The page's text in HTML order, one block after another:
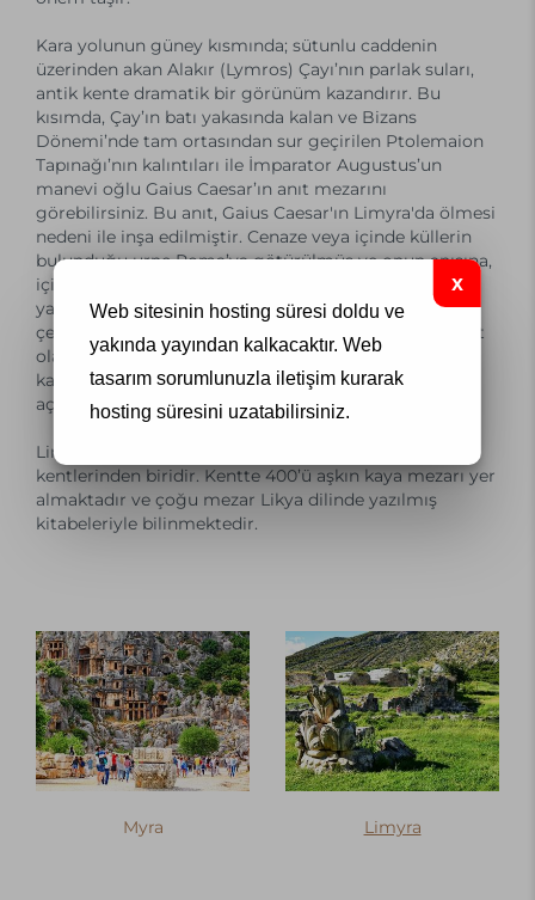
Kara yolunun güney kısmında; sütunlu caddenin
üzerinden akan Alakır (Lymros) Çayı’nın parlak suları,
antik kente dramatik bir görünüm kazandırır. Bu
kısımda, Çay’ın batı yakasında kalan ve Bizans
Dönemi’nde tam ortasından sur geçirilen Ptolemaion
Tapınağı’nın kalıntıları ile İmparator Augustus’un
manevi oğlu Gaius Caesar’ın anıt mezarını
görebilirsiniz. Bu anıt, Gaius Caesar'ın Limyra'da ölmesi
nedeni ile inşa edilmiştir. Cenaze veya içinde küllerin
bulunduğu urne Roma’ya götürülmüş ve onun anısına,
içinde naaşı olmayan anıtsal mezar (kenotaph)
yapılmıştır. Bu anıt, mimarisinin yanında onu
çevreleyen mermer kabartmaları ile ünlüdür. Anıta ait
olan ve Antalya Müzesi’nde sergilenen yüksek
kabartma, Augustus Dönemi realizmini sahnelemesi
açısından mükemmel niteliktedir.
Limyra, Likya Bölgesi’nin en çok kaya mezarına sahip
kentlerinden biridir. Kentte 400’ü aşkın kaya mezarı yer
almaktadır ve çoğu mezar Likya dilinde yazılmış
kitabeleriyle bilinmektedir.
Myra Limyra
Web sitesinin hosting süresi doldu ve
yakında yayından kalkacaktır. Web
tasarımsorumlunuzla iletişim kurarak
hosting süresini uzatabilirsiniz.